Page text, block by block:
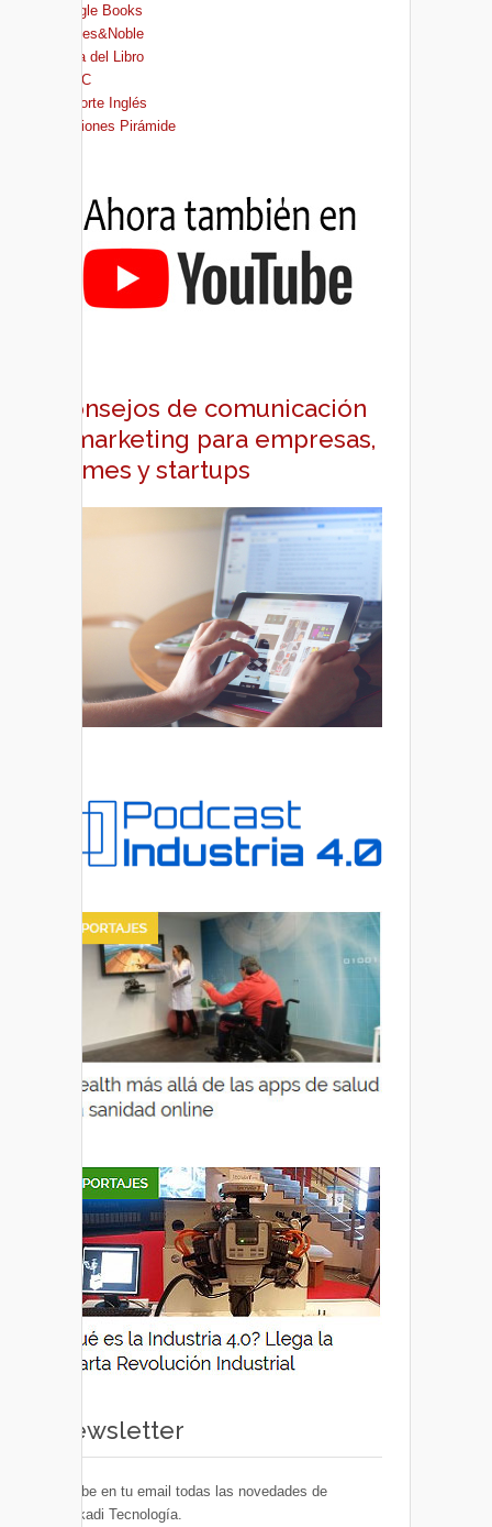
Google Books
Barnes&Noble
Casa del Libro
FNAC
El Corte Inglés
Ediciones Pirámide
Consejos de comunicación
y marketing para empresas,
pymes y startups
Newsletter
Recibe en tu email todas las novedades de
Euskadi Tecnología.